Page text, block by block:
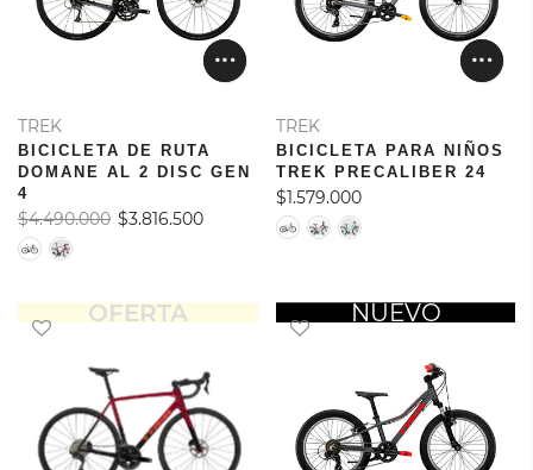
TREK
BICICLETA DE RUTA
DOMANE AL 2 DISC GEN
4
$4.490.000 $3.816.500
TREK
BICICLETA PARA NIÑOS
TREK PRECALIBER 24
$1.579.000
OFERTA OFERTA
NUEVO